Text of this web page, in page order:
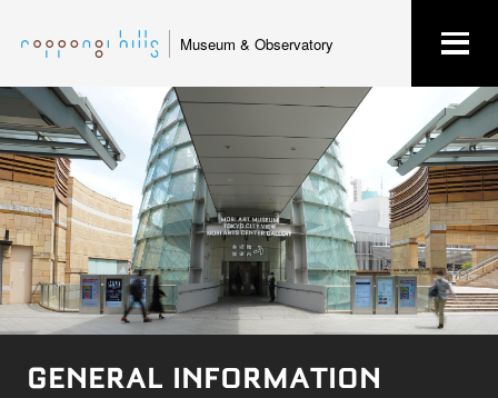
Museum & Observatory
GENERAL INFORMATION